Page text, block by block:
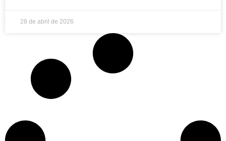
28 de abril de 2026